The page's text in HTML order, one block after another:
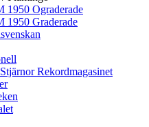
1950 Ograderade
1950 Graderade
Rekordmagasinet